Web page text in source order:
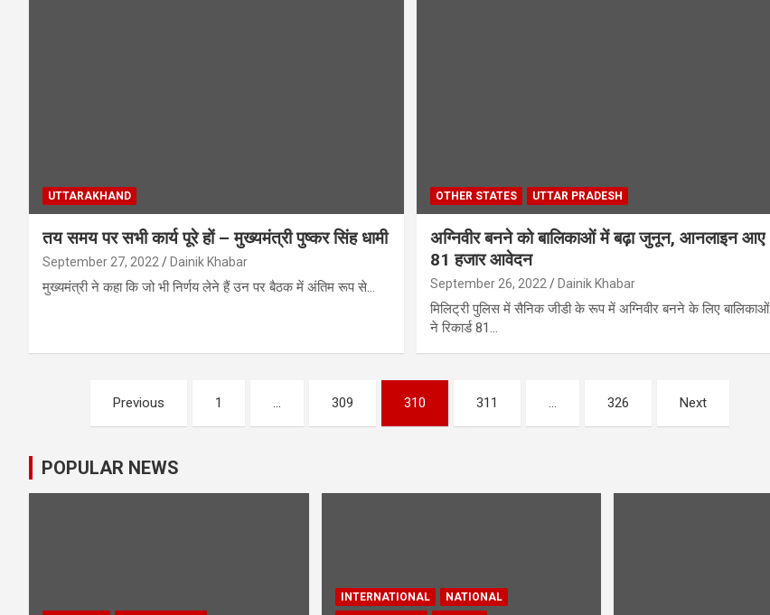
UTTARAKHAND
तय समय पर सभी कार्य पूरे हों – मुख्यमंत्री पुष्कर सिंह धामी
September 27, 2022 Dainik Khabar
मुख्यमंत्री ने कहा कि जो भी निर्णय लेने हैं उन पर बैठक में अंतिम रूप से…
OTHER STATES UTTAR PRADESH
अग्निवीर बनने को बालिकाओं में बढ़ा जुनून, आनलाइन आए
81 हजार आवेदन
September 26, 2022 Dainik Khabar
मिलिट्री पुलिस में सैनिक जीडी के रूप में अग्निवीर बनने के लिए बालिकाओं
ने रिकार्ड 81…
pagination
Previous 1 309 310 311 326 Next
POPULAR NEWS
INTERNATIONAL
NATIONAL